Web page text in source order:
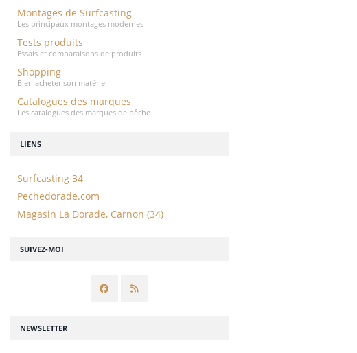
NEWSLETTER
SUIVEZ-MOI
Montages de Surfcasting
Les principaux montages modernes
Tests produits
Essais et comparaisons de produits
Shopping
Bien acheter son matériel
Catalogues des marques
Les catalogues des marques de pêche
LIENS
Surfcasting 34
Pechedorade.com
Magasin La Dorade, Carnon (34)